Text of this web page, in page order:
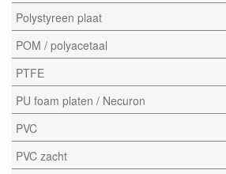
Polystyreen plaat
POM / polyacetaal
PTFE
PU foam platen / Necuron
PVC
PVC zacht